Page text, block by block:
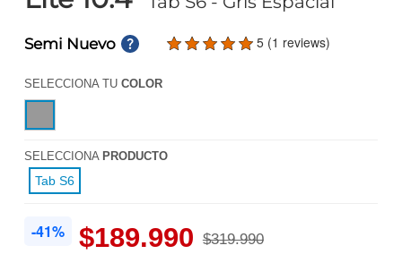
Semi Nuevo 5 (1 reviews)
SELECCIONA TU COLOR
SELECCIONA PRODUCTO
Tab S6
-41% $189.990 $319.990